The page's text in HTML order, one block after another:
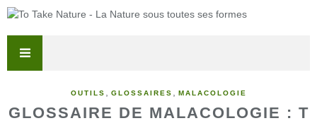
OUTILS GLOSSAIRES MALACOLOGIE
GLOSSAIRE DE MALACOLOGIE : T